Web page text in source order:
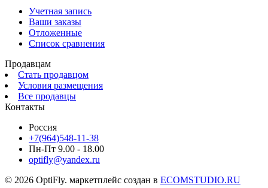
Учетная запись
Ваши заказы
Отложенные
Список сравнения
Продавцам
Стать продавцом
Условия размещения
Все продавцы
Контакты
Россия
+7(964)548-11-38
Пн-Пт 9.00 - 18.00
optifly@yandex.ru
© 2026 OptiFly. маркетплейс создан в ECOMSTUDIO.RU